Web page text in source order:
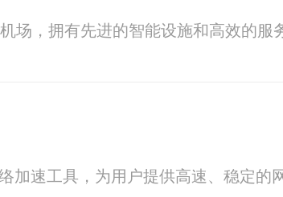
场，拥有先进的智能设施和高效的服
加速工具，为用户提供高速、稳定的